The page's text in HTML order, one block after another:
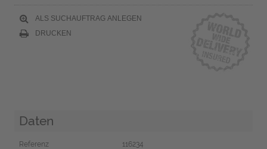
ALS SUCHAUFTRAG ANLEGEN
DRUCKEN
Daten
Referenz
116234